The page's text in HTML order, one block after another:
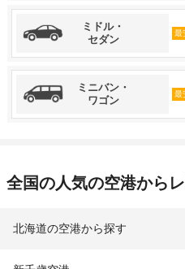
ミドル・
セダン
最
ミニバン・
ワゴン
最
全国の人気の空港から
北海道の空港から探す